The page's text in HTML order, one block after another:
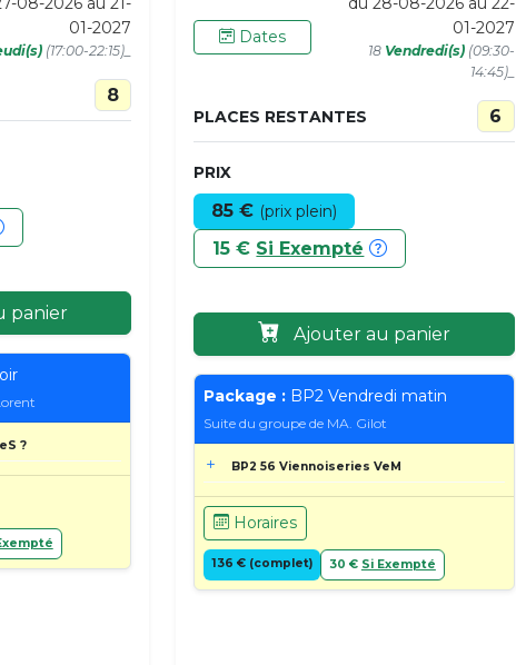
01-2027
(17:00-22:15)_
8
panier
?
Dates
01-2027
18 Vendredi(s)(09:30-
14:45)_
PLACES RESTANTES 6
PRIX
85 € (prix plein)
15 € Si Exempté
Ajouter au panier
Package : BP2 Vendredi matin
Suite du groupe de MA. Gilot
BP2 56 Viennoiseries VeM
Horaires
136 € (complet) 30 € Si Exempté